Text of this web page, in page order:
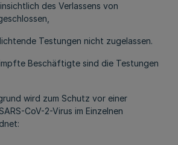
des Verlassens von
Testungen nicht zugelassen.
Beschäftigte sind die Testungen
wird zum Schutz vor einer
CoV-2-Virus im Einzelnen